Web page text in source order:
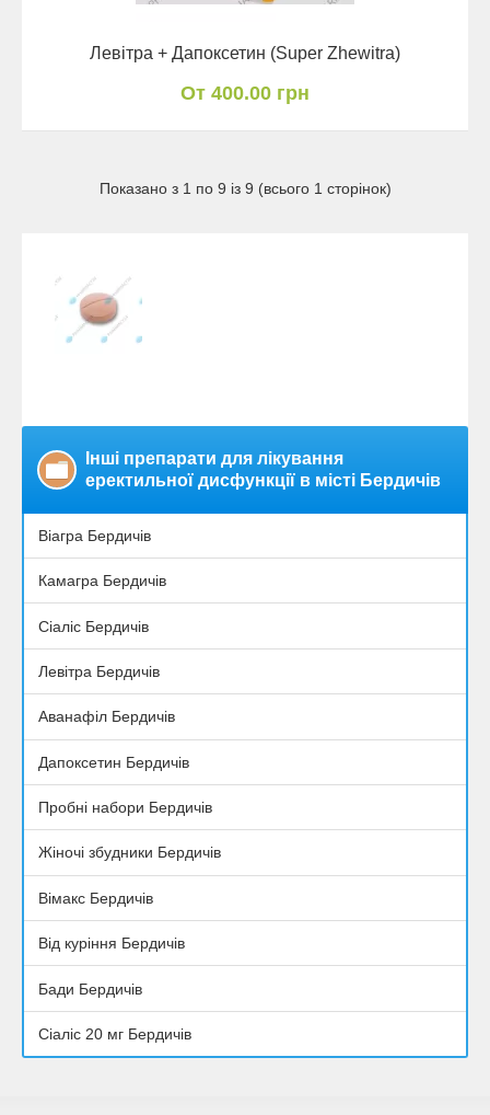
Левітра + Дапоксетин (Super Zhewitra)
От 400.00 грн
Показано з 1 по 9 із 9 (всього 1 сторінок)
Інші препарати для лікування
еректильної дисфункції в місті Бердичів
Віагра Бердичів
Камагра Бердичів
Сіаліс Бердичів
Левітра Бердичів
Аванафіл Бердичів
Дапоксетин Бердичів
Пробні набори Бердичів
Жіночі збудники Бердичів
Вімакс Бердичів
Від куріння Бердичів
Бади Бердичів
Сіаліс 20 мг Бердичів